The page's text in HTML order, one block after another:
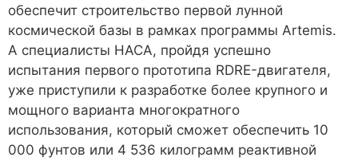
обеспечит строительство первой лунной
космической базы в рамках программы Artemis.
А специалисты НАСА, пройдя успешно
испытания первого прототипа RDRE-двигателя,
уже приступили к разработке более крупного и
мощного варианта многократного
использования, который сможет обеспечить 10
000 фунтов или 4 536 килограмм реактивной